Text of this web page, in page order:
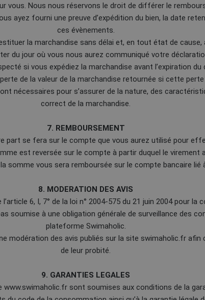
vous. Nous nous réservons le droit de différer le
ayez fourni une preuve d’expédition du bien, la date
ces évènements.
la marchandise sans délai et, en tout état de cause,
du jour où vous nous aurez communiqué votre
si vous expédiez la marchandise avant l’expiration du
de la valeur de la marchandise retournée si cette
nécessaires pour s’assurer de la nature, des
correct de la marchandise.
7. REMBOURSEMENT
part se fera sur le compte que vous aurez utilisé pour
est reversée sur le compte à partir duquel le virement
somme vous sera remboursée sur le compte bancaire lié
8. MODERATION DES AVIS
6, I, 7° de la loi n° 2004-575 du 21 juin 2004 pour la
soumise à une obligation générale de surveillance des
plateforme Swimaholic.
modération des avis publiés sur la site swimaholic.fr afin
de leur probité.
9. GARANTIES LEGALES
sont soumises aux conditions de la